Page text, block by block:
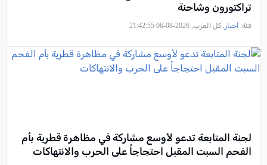
تراكتورون وشاحنة
فئة: أخبار , كل العرب, 2026-08-06 21:42:55
لجنة المتابعة تدعو لأوسع مشاركة في مظاهرة قطرية بأم
الفحم السبت المقبل احتجاجاً على الحرب والانتهاكات